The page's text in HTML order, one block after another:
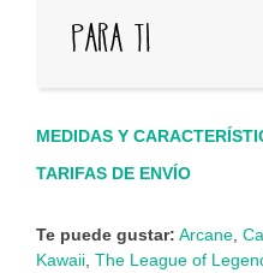
para ti
MEDIDAS Y
TARIFAS DE ENVÍO
Te puede gustar: Arcane
Kawaii The League of